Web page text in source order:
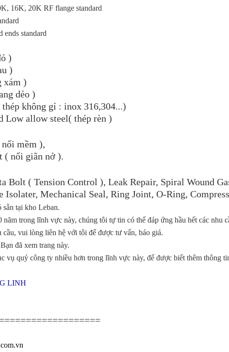
16K, 20K RF flange standard
ends standard
)
)
xám )
dẻo )
thép không gỉ : inox 316,304...)
Low allow steel( thép rèn )
mềm ),
( nối giãn nở ).
Bolt ( Tension Control ), Leak Repair, Spiral Wound
Isolater, Mechanical Seal, Ring Joint, O-Ring,
sẵn tại kho Leban.
trong lĩnh vực này, chúng tôi tự tin có thể đáp ứng hầu hết các nhu
cầu, vui lòng liên hệ với tôi để được tư vấn, báo giá.
đã xem trang này.
vụ quý công ty nhiều hơn trong lĩnh vực này, để được biết thêm thông
LINH